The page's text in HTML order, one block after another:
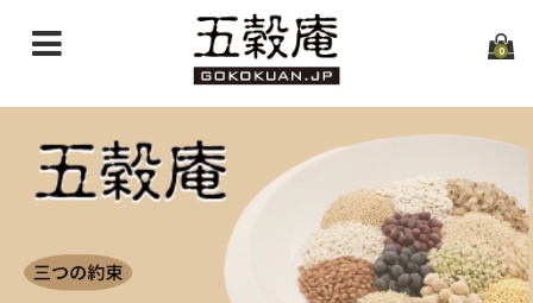
0
商品一覧
炊き方・淹れ方